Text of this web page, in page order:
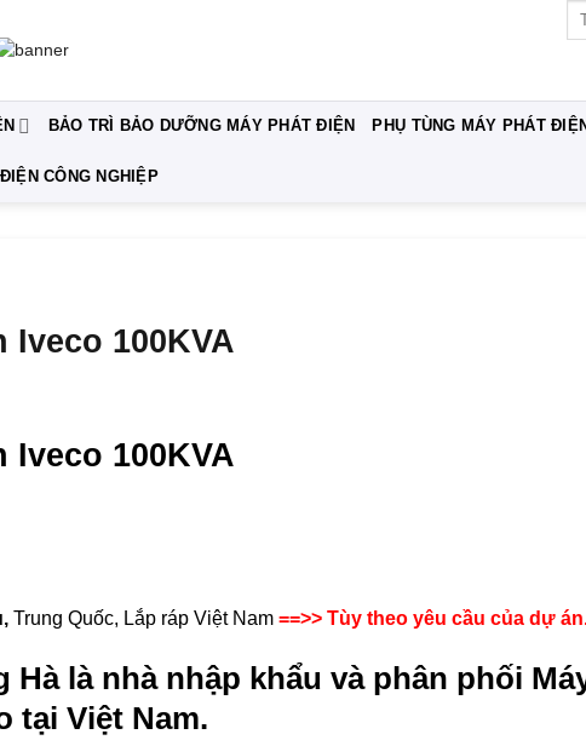
BẢO TRÌ BẢO DƯỠNG MÁY PHÁT ĐIỆN PHỤ TÙNG MÁY PHÁT ĐIỆN
CÔNG NGHIỆP
Iveco 100KVA
Iveco 100KVA
Trung Quốc, Lắp ráp Việt Nam ==>> Tùy theo yêu cầu của dự
Hà là nhà nhập khẩu và phân phối
tại Việt Nam.